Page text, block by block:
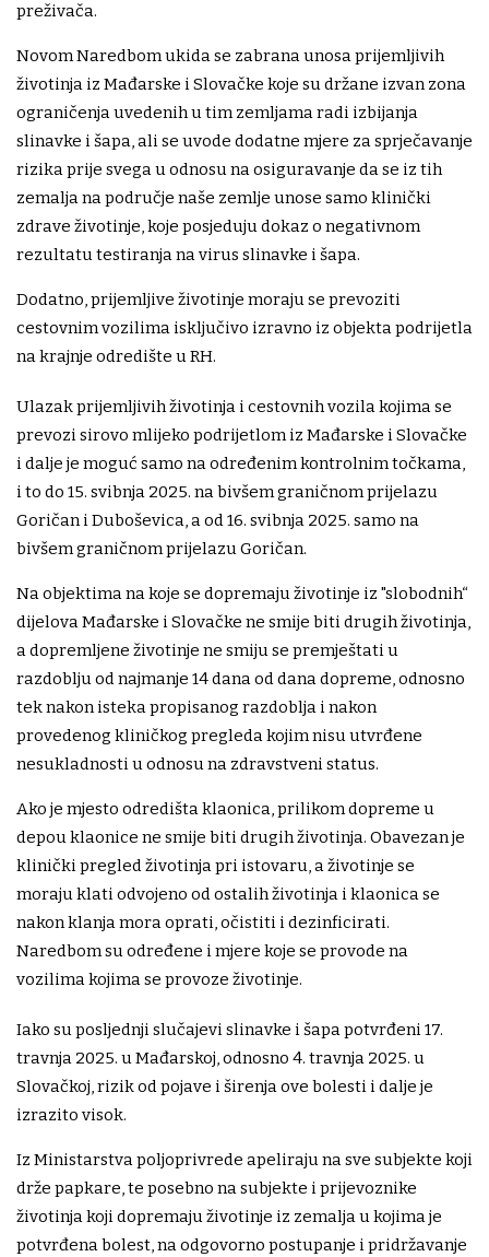
preživača.
Novom Naredbom ukida se zabrana unosa prijemljivih
životinja iz Mađarske i Slovačke koje su držane izvan zona
ograničenja uvedenih u tim zemljama radi izbijanja
slinavke i šapa, ali se uvode dodatne mjere za sprječavanje
rizika prije svega u odnosu na osiguravanje da se iz tih
zemalja na područje naše zemlje unose samo klinički
zdrave životinje, koje posjeduju dokaz o negativnom
rezultatu testiranja na virus slinavke i šapa.
Dodatno, prijemljive životinje moraju se prevoziti
cestovnim vozilima isključivo izravno iz objekta podrijetla
na krajnje odredište u RH.
Ulazak prijemljivih životinja i cestovnih vozila kojima se
prevozi sirovo mlijeko podrijetlom iz Mađarske i Slovačke
i dalje je moguć samo na određenim kontrolnim točkama,
i to do 15. svibnja 2025. na bivšem graničnom prijelazu
Goričan i Duboševica, a od 16. svibnja 2025. samo na
bivšem graničnom prijelazu Goričan.
Na objektima na koje se dopremaju životinje iz "slobodnih“
dijelova Mađarske i Slovačke ne smije biti drugih životinja,
a dopremljene životinje ne smiju se premještati u
razdoblju od najmanje 14 dana od dana dopreme, odnosno
tek nakon isteka propisanog razdoblja i nakon
provedenog kliničkog pregleda kojim nisu utvrđene
nesukladnosti u odnosu na zdravstveni status.
Ako je mjesto odredišta klaonica, prilikom dopreme u
depou klaonice ne smije biti drugih životinja. Obavezan je
klinički pregled životinja pri istovaru, a životinje se
moraju klati odvojeno od ostalih životinja i klaonica se
nakon klanja mora oprati, očistiti i dezinficirati.
Naredbom su određene i mjere koje se provode na
vozilima kojima se provoze životinje.
Iako su posljednji slučajevi slinavke i šapa potvrđeni 17.
travnja 2025. u Mađarskoj, odnosno 4. travnja 2025. u
Slovačkoj, rizik od pojave i širenja ove bolesti i dalje je
izrazito visok.
Iz Ministarstva poljoprivrede apeliraju na sve subjekte koji
drže papkare, te posebno na subjekte i prijevoznike
životinja koji dopremaju životinje iz zemalja u kojima je
potvrđena bolest, na odgovorno postupanje i pridržavanje